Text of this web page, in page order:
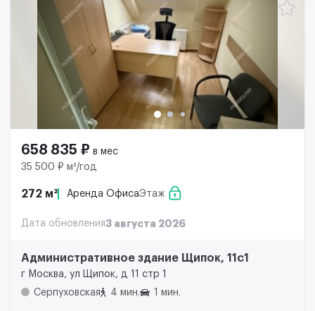
658 835 ₽ в мес
35 500 ₽ м²/год
272 м² Аренда ОфисаЭтаж
Дата обновления3 августа 2026
Административное здание Щипок, 11с1
г Москва, ул Щипок, д 11 стр 1
Серпуховская
4 мин. 1 мин.